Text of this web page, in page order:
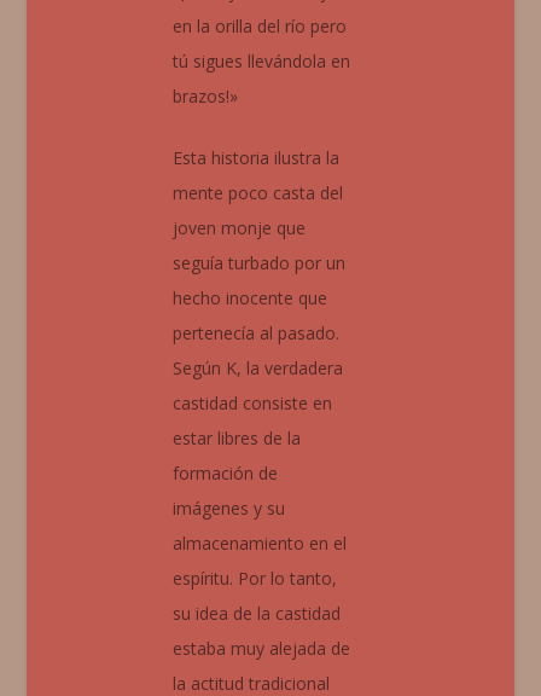
en la orilla del río pero
tú sigues llevándola en
brazos!»
Esta historia ilustra la
mente poco casta del
joven monje que
seguía turbado por un
hecho inocente que
pertenecía al pasado.
Según K, la verdadera
castidad consiste en
estar libres de la
formación de
imágenes y su
almacenamiento en el
espíritu. Por lo tanto,
su idea de la castidad
estaba muy alejada de
la actitud tradicional